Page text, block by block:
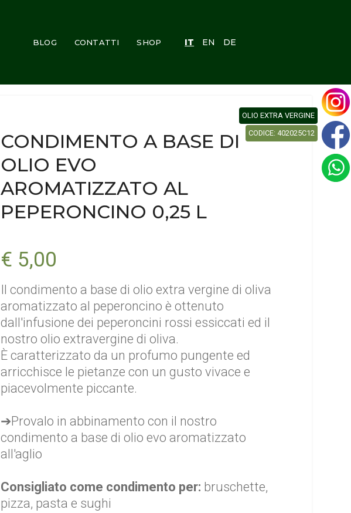
BLOG CONTATTI SHOP IT EN DE
OLIO EXTRA VERGINE
CODICE: 402025C12
CONDIMENTO A BASE DI
OLIO EVO
AROMATIZZATO AL
PEPERONCINO 0,25 L
€ 5,00
Il condimento a base di olio extra vergine di oliva
aromatizzato al peperoncino è ottenuto
dall'infusione dei peperoncini rossi essiccati ed il
nostro olio extravergine di oliva.
È caratterizzato da un profumo pungente ed
arricchisce le pietanze con un gusto vivace e
piacevolmente piccante.
➔Provalo in abbinamento con il nostro
condimento a base di olio evo aromatizzato
all'aglio
Consigliato come condimento per: bruschette,
pizza, pasta e sughi